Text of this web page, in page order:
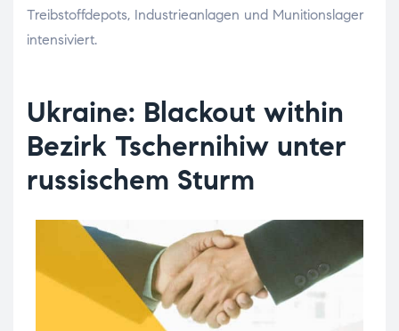
Treibstoffdepots, Industrieanlagen und Munitionslager
intensiviert.
Ukraine: Blackout within
Bezirk Tschernihiw unter
russischem Sturm